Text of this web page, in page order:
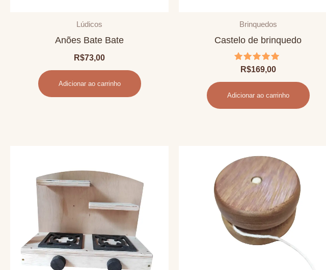
Lúdicos
Anões Bate Bate
R$73,00
Adicionar ao carrinho
Brinquedos
Castelo de brinquedo
Avaliação
5.00
de 5
R$169,00
Adicionar ao carrinho